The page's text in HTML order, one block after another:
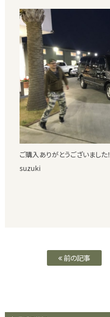
ご購入ありがとうございました！
suzuki
前の記事